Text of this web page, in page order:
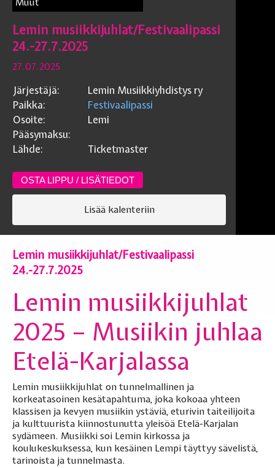
Muut
Lemin musiikkijuhlat/Festivaalipassi
24.-27.7.2025
27.07.2025
Järjestäjä:
Lemin Musiikkiyhdistys ry
Paikka:
Festivaalipassi
Osoite:
Lemi
Pääsymaksu:
Lähde:
Ticketmaster
OSTA LIPPU / LISÄTIEDOT
Lisää kalenteriin
Lemin musiikkijuhlat/Festivaalipassi
24.-27.7.2025
Lemin musiikkijuhlat
2025 – Musiikin juhlaa
Etelä-Karjalassa
Lemin musiikkijuhlat on tunnelmallinen ja
korkeatasoinen kesätapahtuma, joka kokoaa yhteen
klassisen ja kevyen musiikin ystäviä, eturivin taiteilijoita
ja kulttuurista kiinnostunutta yleisöä Etelä-Karjalan
sydämeen. Musiikki soi Lemin kirkossa ja
koulukeskuksessa, kun kesäinen Lempi täyttyy sävelistä,
tarinoista ja tunnelmasta.